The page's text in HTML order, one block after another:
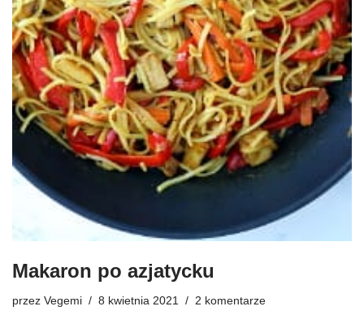
Makaron po azjatycku
przez Vegemi 8 kwietnia 2021 2 komentarze